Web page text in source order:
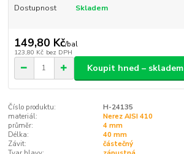
Dostupnost Skladem
149,80 Kč/bal
123,80 Kč bez DPH
Koupit hned – skladem
Číslo produktu:
H-24135
materiál:
Nerez AISI 410
průměr:
4 mm
Délka:
40 mm
Závit:
částečný